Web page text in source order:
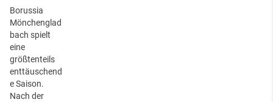
Borussia
Mönchenglad
bach spielt
eine
größtenteils
enttäuschend
e Saison.
Nach der